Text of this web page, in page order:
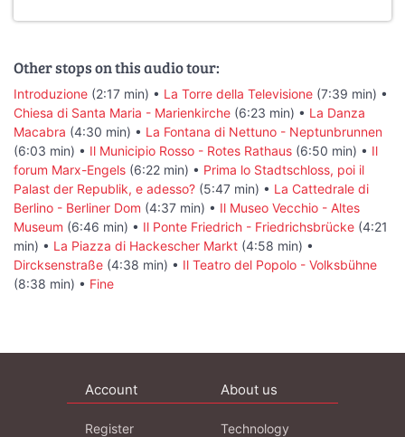
Other stops on this audio tour:
Introduzione (2:17 min) • La Torre della Televisione (7:39 min) •
Chiesa di Santa Maria - Marienkirche (6:23 min) • La Danza
Macabra (4:30 min) • La Fontana di Nettuno - Neptunbrunnen
(6:03 min) • Il Municipio Rosso - Rotes Rathaus (6:50 min) • Il
forum Marx-Engels (6:22 min) • Prima lo Stadtschloss, poi il
Palast der Republik, e adesso? (5:47 min) • La Cattedrale di
Berlino - Berliner Dom (4:37 min) • Il Museo Vecchio - Altes
Museum (6:46 min) • Il Ponte Friedrich - Friedrichsbrücke (4:21
min) • La Piazza di Hackescher Markt (4:58 min) •
Dircksenstraße (4:38 min) • Il Teatro del Popolo - Volksbühne
(8:38 min) • Fine
Account
Register
About us
Technology